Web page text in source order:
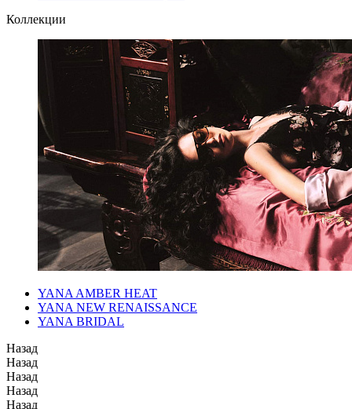
Коллекции
YANA AMBER HEAT
YANA NEW RENAISSANCE
YANA BRIDAL
Назад
Назад
Назад
Назад
Назад